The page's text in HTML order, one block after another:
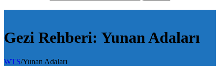
Gezi Rehberi: Yunan Adaları
WTS/Yunan Adaları